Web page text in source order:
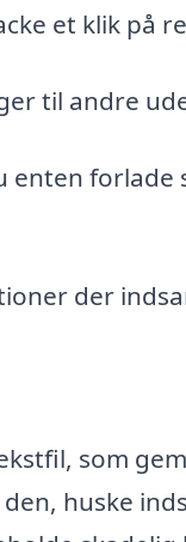
et klik på
til andre
enten
der
som
huske